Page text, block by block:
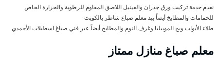
نقدم خدمة تركيب ورق جدران والفينيل اللاصق المقاوم للرطوبة والحرارة الخاص
للحمامات والمطابخ أيضاً بيد معلم صباغ شاطر بالكويت
طلاء الأبواب وبخ الموبيليا وغرف النوم والمطابخ أيضاً عبر فني صباغ اسطبلات الأحمدي
معلم صباغ منازل ممتاز